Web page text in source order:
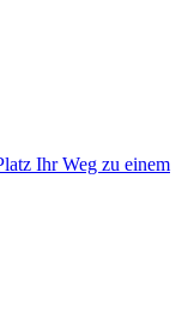
Ihr Weg zu einem